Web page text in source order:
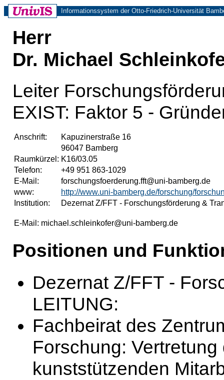
Informationssystem der Otto-Friedrich-Universität
Herr
Dr. Michael
Leiter
EXIST: Faktor 5 -
Anschrift:
Kapuzinerstraße 16
96047 Bamberg
Raumkürzel: K16/03.05
Telefon:
+49 951 863-1029
E-Mail:
forschungsfoerderung.fft@uni-bamberg.de
www:
http://www.uni-bamberg.de/forschung/
Institution:
Dezernat Z/FFT - Forschungsförderung &
E-Mail: michael.schleinkofer@uni-bamberg.de
Positionen und
Dezernat Z/FFT -
LEITUNG:
Fachbeirat des
Forschung:
kunststützenden